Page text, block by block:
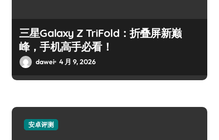
三星Galaxy Z TriFold：折叠屏新巅
峰，手机高手必看！
dawei 4 月 9, 2026
安卓评测